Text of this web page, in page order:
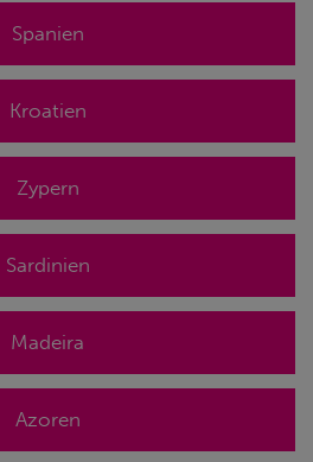
Spanien
Kroatien
Zypern
Sardinien
Madeira
Azoren